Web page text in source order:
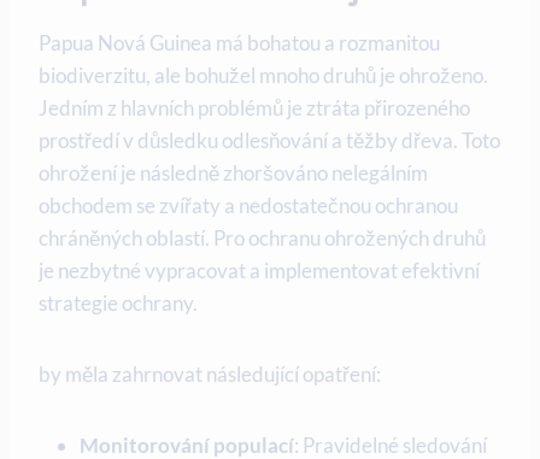
Papua Nová Guinea má bohatou a rozmanitou
biodiverzitu, ale bohužel mnoho druhů je ohroženo.
Jedním z hlavních problémů je ztráta⁢ přirozeného
prostředí ‍v důsledku odlesňování a těžby dřeva. Toto
ohrožení je následně zhoršováno nelegálním
obchodem ​se zvířaty ‌a⁢ nedostatečnou ochranou
chráněných oblastí. Pro ⁣ochranu ohrožených ⁤druhů
⁤je nezbytné vypracovat a ​implementovat efektivní
strategie ochrany.
​by měla zahrnovat následující ‍opatření:
Monitorování populací: Pravidelné sledování⁤